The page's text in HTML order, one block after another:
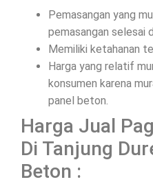
Pemasangan yang
pemasangan selesai
Memiliki ketahanan
Harga yang relatif
konsumen karena
panel beton.
Harga Jual
Di Tanjung
Beton :